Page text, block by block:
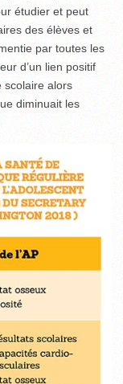
étudier et peut
des élèves et
par toutes les
d’un lien positif
scolaire alors
diminuait les